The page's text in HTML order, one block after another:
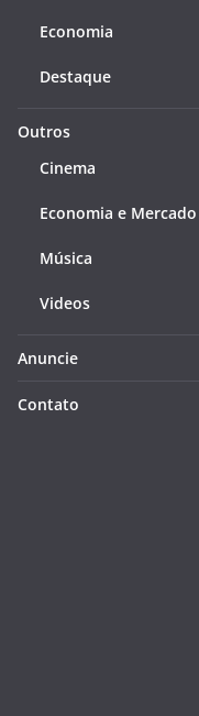
Economia
Destaque
Outros
Cinema
Economia e Mercado
Música
Videos
Anuncie
Contato